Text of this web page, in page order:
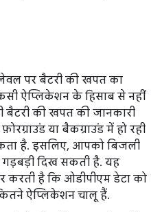
पर बैटरी की खपत का
ऐप्लिकेशन के हिसाब से नहीं
बैटरी की खपत की जानकारी
या बैकग्राउंड में हो रही
है. इसलिए, आपको बिजली
दिख सकती है. यह
करती है कि ओडीपीएम डेटा को
ऐप्लिकेशन चालू हैं.